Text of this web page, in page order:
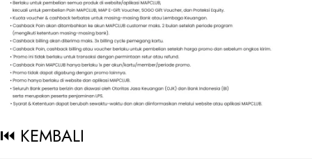
⏮ KEMBALI